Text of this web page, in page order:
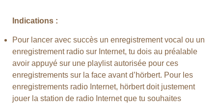
Indications :
Pour lancer avec succès un enregistrement vocal ou un
enregistrement radio sur Internet, tu dois au préalable
avoir appuyé sur une playlist autorisée pour ces
enregistrements sur la face avant d’hörbert. Pour les
enregistrements radio Internet, hörbert doit justement
jouer la station de radio Internet que tu souhaites